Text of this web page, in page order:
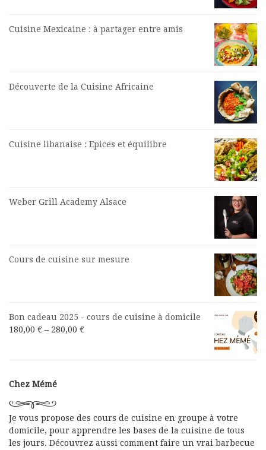
Cuisine Mexicaine : à partager entre amis
Découverte de la Cuisine Africaine
Cuisine libanaise : Epices et équilibre
Weber Grill Academy Alsace
Cours de cuisine sur mesure
Bon cadeau 2025 - cours de cuisine à domicile
180,00 € – 280,00 €
Chez Mémé
Je vous propose des cours de cuisine en groupe à votre
domicile, pour apprendre les bases de la cuisine de tous
les jours. Découvrez aussi comment faire un vrai barbecue